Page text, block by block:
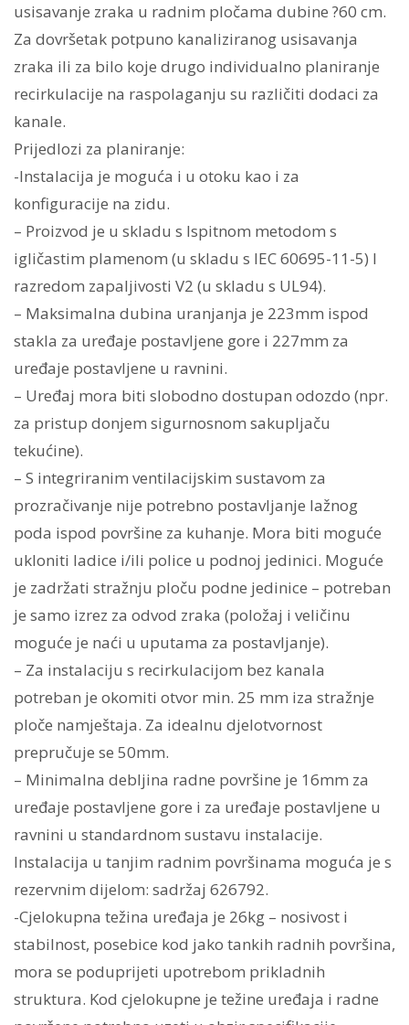
usisavanje zraka u radnim pločama dubine ?60 cm.
Za dovršetak potpuno kanaliziranog usisavanja
zraka ili za bilo koje drugo individualno planiranje
recirkulacije na raspolaganju su različiti dodaci za
kanale.
Prijedlozi za planiranje:
-Instalacija je moguća i u otoku kao i za
konfiguracije na zidu.
– Proizvod je u skladu s Ispitnom metodom s
igličastim plamenom (u skladu s IEC 60695-11-5) I
razredom zapaljivosti V2 (u skladu s UL94).
– Maksimalna dubina uranjanja je 223mm ispod
stakla za uređaje postavljene gore i 227mm za
uređaje postavljene u ravnini.
– Uređaj mora biti slobodno dostupan odozdo (npr.
za pristup donjem sigurnosnom sakupljaču
tekućine).
– S integriranim ventilacijskim sustavom za
prozračivanje nije potrebno postavljanje lažnog
poda ispod površine za kuhanje. Mora biti moguće
ukloniti ladice i/ili police u podnoj jedinici. Moguće
je zadržati stražnju ploču podne jedinice – potreban
je samo izrez za odvod zraka (položaj i veličinu
moguće je naći u uputama za postavljanje).
– Za instalaciju s recirkulacijom bez kanala
potreban je okomiti otvor min. 25 mm iza stražnje
ploče namještaja. Za idealnu djelotvornost
prepručuje se 50mm.
– Minimalna debljina radne površine je 16mm za
uređaje postavljene gore i za uređaje postavljene u
ravnini u standardnom sustavu instalacije.
Instalacija u tanjim radnim površinama moguća je s
rezervnim dijelom: sadržaj 626792.
-Cjelokupna težina uređaja je 26kg – nosivost i
stabilnost, posebice kod jako tankih radnih površina,
mora se poduprijeti upotrebom prikladnih
struktura. Kod cjelokupne je težine uređaja i radne